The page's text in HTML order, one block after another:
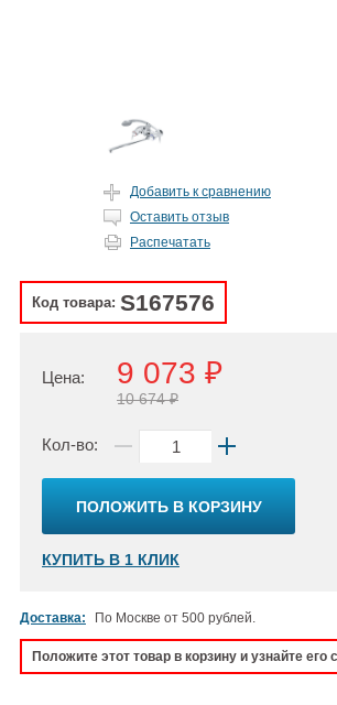
Добавить к сравнению
Оставить отзыв
Распечатать
Код товара: S167576
Цена: 9 073 ₽
10 674 ₽
Кол-во:
ПОЛОЖИТЬ В КОРЗИНУ
КУПИТЬ В 1 КЛИК
Доставка: По Москве от 500 рублей.
Положите этот товар в корзину и узнайте